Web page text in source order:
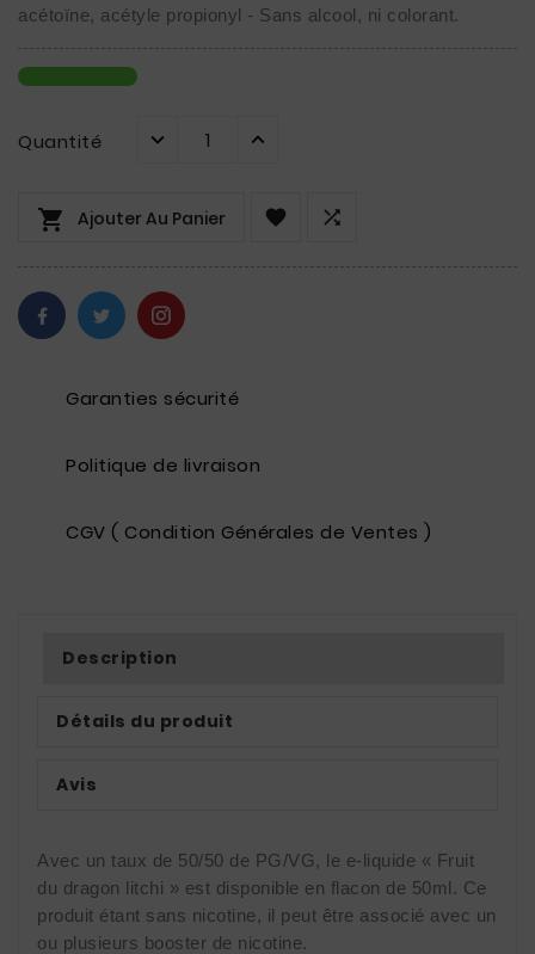
acétoïne, acétyle propionyl - Sans alcool, ni colorant.
Quantité
 Ajouter Au Panier  
Garanties sécurité
Politique de livraison
CGV ( Condition Générales de Ventes )
Description
Détails du produit
Avis
Avec un taux de 50/50 de PG/VG, le e-liquide « Fruit
du dragon litchi » est disponible en flacon de 50ml. Ce
produit étant sans nicotine, il peut être associé avec un
ou plusieurs booster de nicotine.